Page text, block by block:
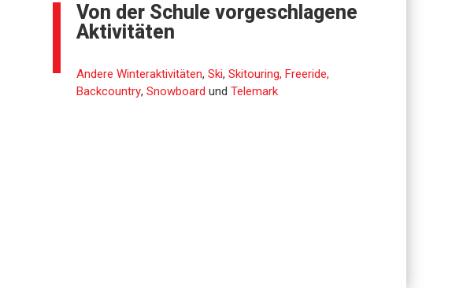
Von der Schule vorgeschlagene
Aktivitäten
Andere Winteraktivitäten,Ski,Skitouring, Freeride,
Backcountry,Snowboard undTelemark